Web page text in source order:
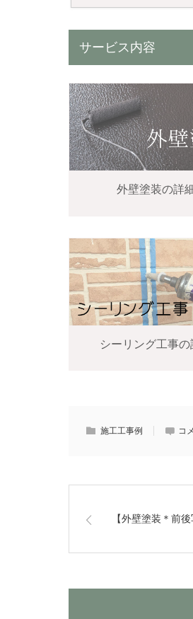
サービス内容
外壁塗装の詳
シーリング工事の
施工工事例 コ
【外壁塗装＊前